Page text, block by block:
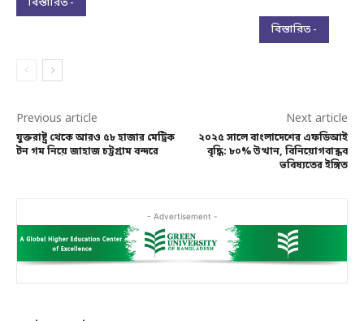
বিস্তারিত -
বিস্তারিত -
Previous article
যুক্তরাষ্ট্র থেকে আরও ৫৮ হাজার মেট্রিক
টন গম নিয়ে জাহাজ চট্টগ্রাম বন্দরে
Next article
২০২৫ সালে বাংলাদেশের এফডিআই
বৃদ্ধি: ৮০% উত্থান, বিনিয়োগবান্ধব
ভবিষ্যতের ইঙ্গিত
- Advertisement -